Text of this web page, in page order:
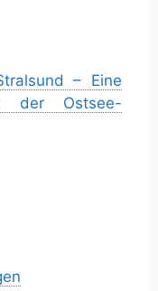
– Eine
der Ostsee-